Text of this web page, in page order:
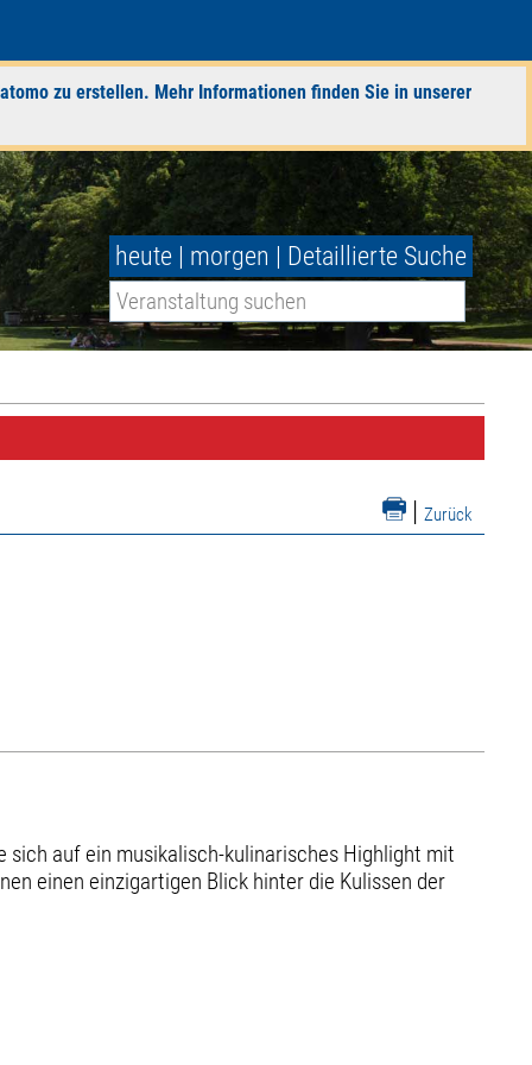
zu erstellen. Mehr Informationen finden Sie in unserer
heute | morgen | Detaillierte Suche
| Zurück
sich auf ein musikalisch-kulinarisches Highlight mit
einen einzigartigen Blick hinter die Kulissen der